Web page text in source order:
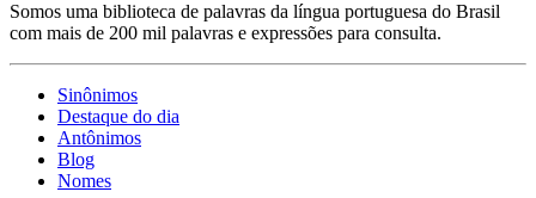
Somos uma biblioteca de palavras da língua portuguesa do Brasil
com mais de 200 mil palavras e expressões para consulta.
Sinônimos
Destaque do dia
Antônimos
Blog
Nomes